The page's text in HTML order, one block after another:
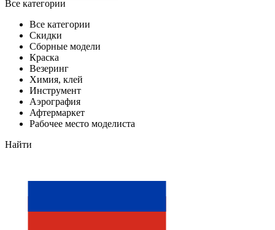
Все категории
Все категории
Скидки
Сборные модели
Краска
Везеринг
Химия, клей
Инструмент
Аэрография
Афтермаркет
Рабочее место моделиста
Найти